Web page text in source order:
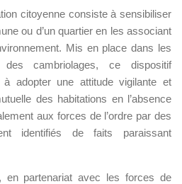
citoyenne consiste à sensibiliser
ou d’un quartier en les associant
Mis en place dans les
cambriolages, ce dispositif
à adopter une attitude vigilante et
des habitations en l’absence
aux forces de l’ordre par des
identifiés de faits paraissant
en partenariat avec les forces de